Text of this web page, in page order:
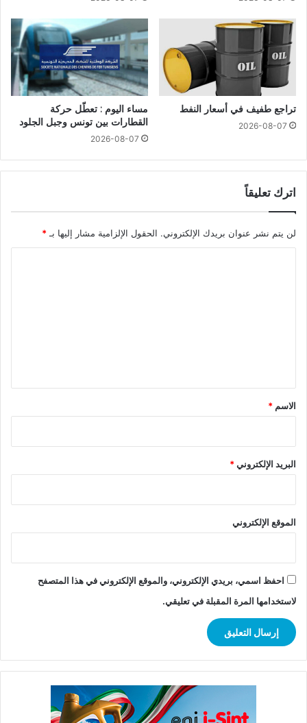
تراجع طفيف في أسعار النفط
2026-08-07
مساء اليوم : تعطّل حركة
القطارات بين تونس وجبل الجلود
2026-08-07
اترك تعليقاً
لن يتم نشر عنوان بريدك الإلكتروني. الحقول الإلزامية مشار إليها بـ *
*
الاسم *
البريد الإلكتروني*
الموقع الإلكتروني
احفظ اسمي، بريدي الإلكتروني، والموقع الإلكتروني في هذا المتصفح
لاستخدامها المرة المقبلة في تعليقي.